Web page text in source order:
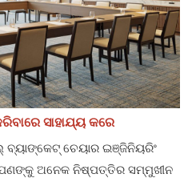
ସାହାଯ୍ୟ କରେ
ଚେୟାର ଇଞ୍ଜିନିୟରିଂ
ଅନେକ ନିଷ୍ପତ୍ତିର ସମ୍ମୁଖୀନ